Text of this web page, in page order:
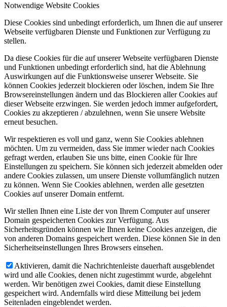
Notwendige Website Cookies
Diese Cookies sind unbedingt erforderlich, um Ihnen die auf unserer
Webseite verfügbaren Dienste und Funktionen zur Verfügung zu
stellen.
Da diese Cookies für die auf unserer Webseite verfügbaren Dienste
und Funktionen unbedingt erforderlich sind, hat die Ablehnung
Auswirkungen auf die Funktionsweise unserer Webseite. Sie
können Cookies jederzeit blockieren oder löschen, indem Sie Ihre
Browsereinstellungen ändern und das Blockieren aller Cookies auf
dieser Webseite erzwingen. Sie werden jedoch immer aufgefordert,
Cookies zu akzeptieren / abzulehnen, wenn Sie unsere Website
erneut besuchen.
Wir respektieren es voll und ganz, wenn Sie Cookies ablehnen
möchten. Um zu vermeiden, dass Sie immer wieder nach Cookies
gefragt werden, erlauben Sie uns bitte, einen Cookie für Ihre
Einstellungen zu speichern. Sie können sich jederzeit abmelden oder
andere Cookies zulassen, um unsere Dienste vollumfänglich nutzen
zu können. Wenn Sie Cookies ablehnen, werden alle gesetzten
Cookies auf unserer Domain entfernt.
Wir stellen Ihnen eine Liste der von Ihrem Computer auf unserer
Domain gespeicherten Cookies zur Verfügung. Aus
Sicherheitsgründen können wie Ihnen keine Cookies anzeigen, die
von anderen Domains gespeichert werden. Diese können Sie in den
Sicherheitseinstellungen Ihres Browsers einsehen.
Aktivieren, damit die Nachrichtenleiste dauerhaft ausgeblendet
wird und alle Cookies, denen nicht zugestimmt wurde, abgelehnt
werden. Wir benötigen zwei Cookies, damit diese Einstellung
gespeichert wird. Andernfalls wird diese Mitteilung bei jedem
Seitenladen eingeblendet werden.